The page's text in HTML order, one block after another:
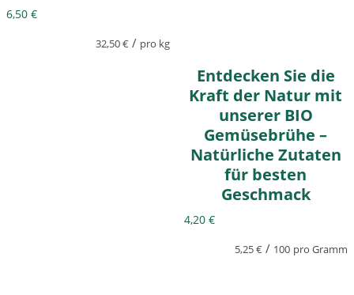
6,50 €
32,50€ / pro kg
Entdecken Sie die
Kraft der Natur mit
unserer BIO
Gemüsebrühe –
Natürliche Zutaten
für besten
Geschmack
4,20 €
5,25€ / 100 pro Gramm